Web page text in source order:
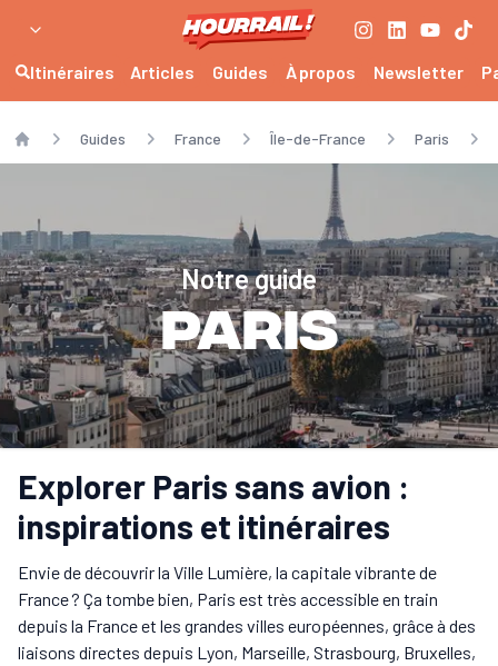
Itinéraires Articles Guides À propos Newsletter
Guides France Île-de-France Paris
Notre guide
Paris
Explorer Paris sans avion :
inspirations et itinéraires
Envie de découvrir la Ville Lumière, la capitale vibrante de
France ? Ça tombe bien, Paris est très accessible en train
depuis la France et les grandes villes européennes, grâce à des
liaisons directes depuis Lyon, Marseille, Strasbourg, Bruxelles,